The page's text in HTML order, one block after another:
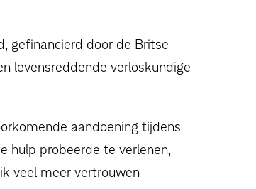
gefinancierd door de Britse
levensreddende verloskundige
aandoening tijdens
hulp probeerde te verlenen,
veel meer vertrouwen